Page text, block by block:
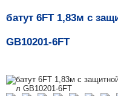
батут 6FT 1,83м с
GB10201-6FT